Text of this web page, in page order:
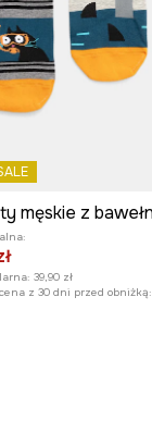
39,90 zł
z 30 dni przed obniżką: